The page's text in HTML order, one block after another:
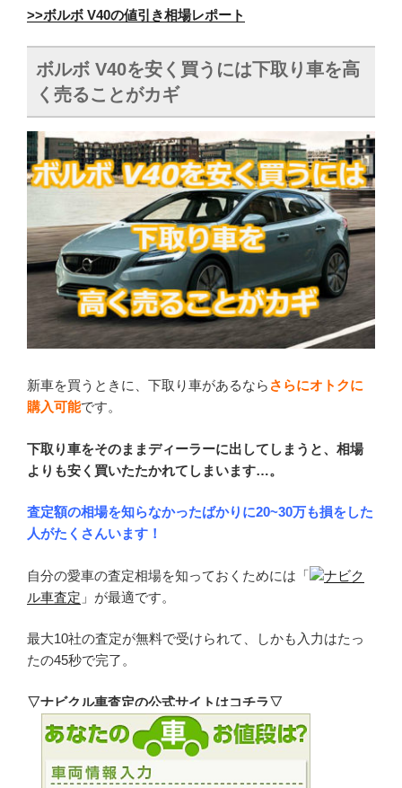
>>ボルボ V40の値引き相場レポート
ボルボ V40を安く買うには下取り車を高
く売ることがカギ
新車を買うときに、下取り車があるなら さらにオトクに
購入可能です。
下取り車をそのままディーラーに出してしまうと、相場
よりも安く買いたたかれてしまいます…。
査定額の相場を知らなかったばかりに20~30万も損をした
人がたくさんいます！
自分の愛車の査定相場を知っておくためには「
ナビク
ル車査定 」が最適です。
最大10社の査定が無料で受けられて、しかも入力はたっ
たの45秒で完了。
▽ナビクル車査定の公式サイトはコチラ▽